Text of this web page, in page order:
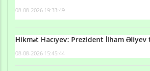
08-08-2026 19:33:49
Hikmət Hacıyev: Prezident İlham Əliyev
08-08-2026 15:45:44